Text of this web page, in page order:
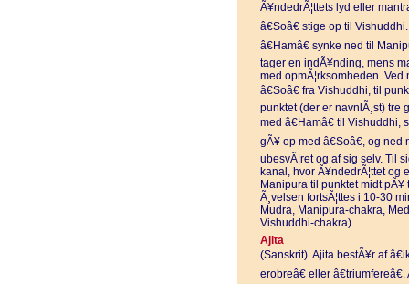
Ã¥ndedrÃ¦ttets lyd eller
â€Soâ€ stige op til
â€Hamâ€ synke ned til
tager en indÃ¥nding, mens
med opmÃ¦rksomheden.
â€Soâ€ fra Vishuddhi, til
punktet (der er navnlÃ¸st) tre
med â€Hamâ€ til
gÃ¥ op med â€Soâ€, og ned
ubesvÃ¦ret og af sig selv. Til
kanal, hvor Ã¥ndedrÃ¦ttet og
Manipura til punktet midt
Ã¸velsen fortsÃ¦ttes i 10-30
Mudra, Manipura-chakra,
Vishuddhi-chakra).
Ajita
(Sanskrit). Ajita bestÃ¥r af
erobreâ€ eller